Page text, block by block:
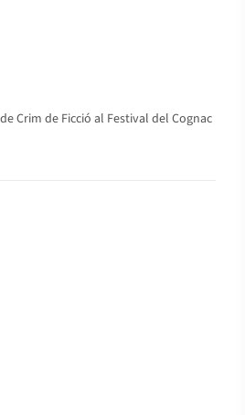
Crim de Ficció al Festival del Cognac